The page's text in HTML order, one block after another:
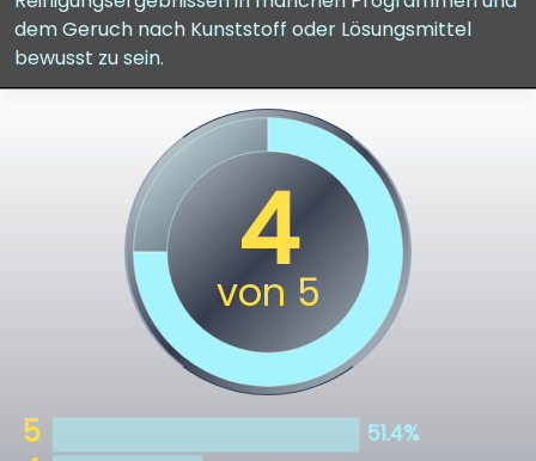
dem Geruch nach Kunststoff oder Lösungsmittel
bewusst zu sein.